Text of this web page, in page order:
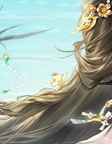
最新活动
文曲答题
技能模拟器
阵灵模拟器